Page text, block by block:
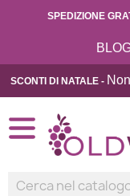
SPEDIZIONE
SCONTI DI NATALE -